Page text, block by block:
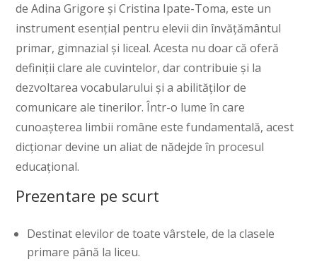
de Adina Grigore și Cristina Ipate-Toma, este un
instrument esențial pentru elevii din învățământul
primar, gimnazial și liceal. Acesta nu doar că oferă
definiții clare ale cuvintelor, dar contribuie și la
dezvoltarea vocabularului și a abilităților de
comunicare ale tinerilor. Într-o lume în care
cunoașterea limbii române este fundamentală, acest
dicționar devine un aliat de nădejde în procesul
educațional.
Prezentare pe scurt
Destinat elevilor de toate vârstele, de la clasele
primare până la liceu.